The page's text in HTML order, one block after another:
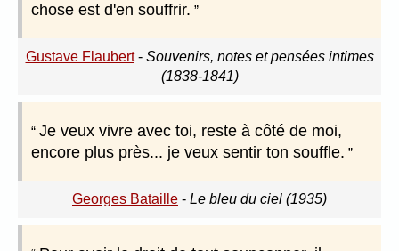
chose est d'en souffrir.
Gustave Flaubert- Souvenirs, notes et pensées intimes
(1838-1841)
Je veux vivre avec toi, reste à côté de moi,
encore plus près... je veux sentir ton souffle.
Georges Bataille - Le bleu du ciel (1935)